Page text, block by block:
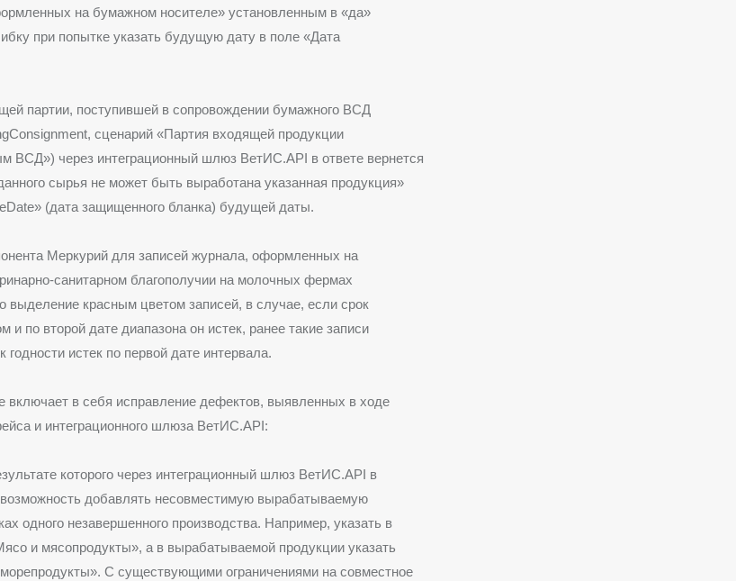
на бумажном носителе» установленным в «да»
при попытке указать будущую дату в поле «Дата
партии, поступившей в сопровождении бумажного ВСД
сценарий «Партия входящей продукции
ВСД») через интеграционный шлюз ВетИС.API в ответе вернется
сырья не может быть выработана указанная продукция»
(дата защищенного бланка) будущей даты.
Меркурий для записей журнала, оформленных на
санитарном благополучии на молочных фермах
выделение красным цветом записей, в случае, если срок
и по второй дате диапазона он истек, ранее такие записи
годности истек по первой дате интервала.
включает в себя исправление дефектов, выявленных в ходе
и интеграционного шлюза ВетИС.API:
которого через интеграционный шлюз ВетИС.API в
добавлять несовместимую вырабатываемую
одного незавершенного производства. Например, указать в
и мясопродукты», а в вырабатываемой продукции указать
С существующими ограничениями на совместное